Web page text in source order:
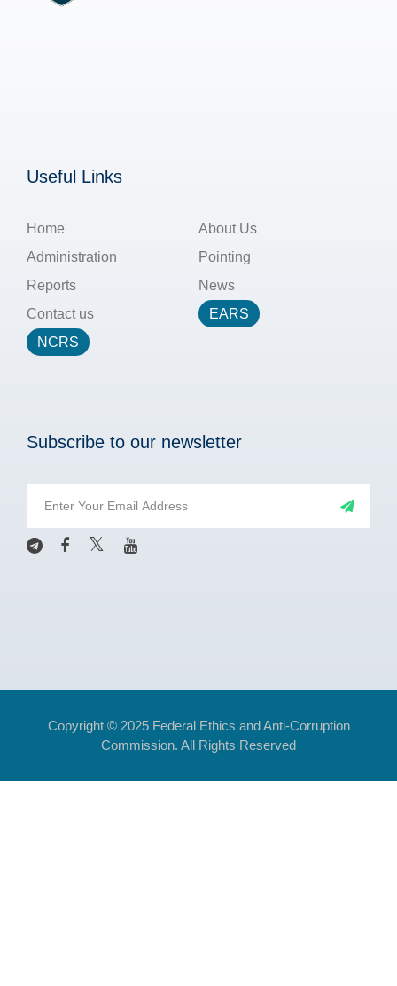
Useful Links
Home
About Us
Administration
Pointing
Reports
News
Contact us
EARS
NCRS
Subscribe to our newsletter
Copyright © 2025 Federal Ethics and Anti-Corruption
Commission. All Rights Reserved